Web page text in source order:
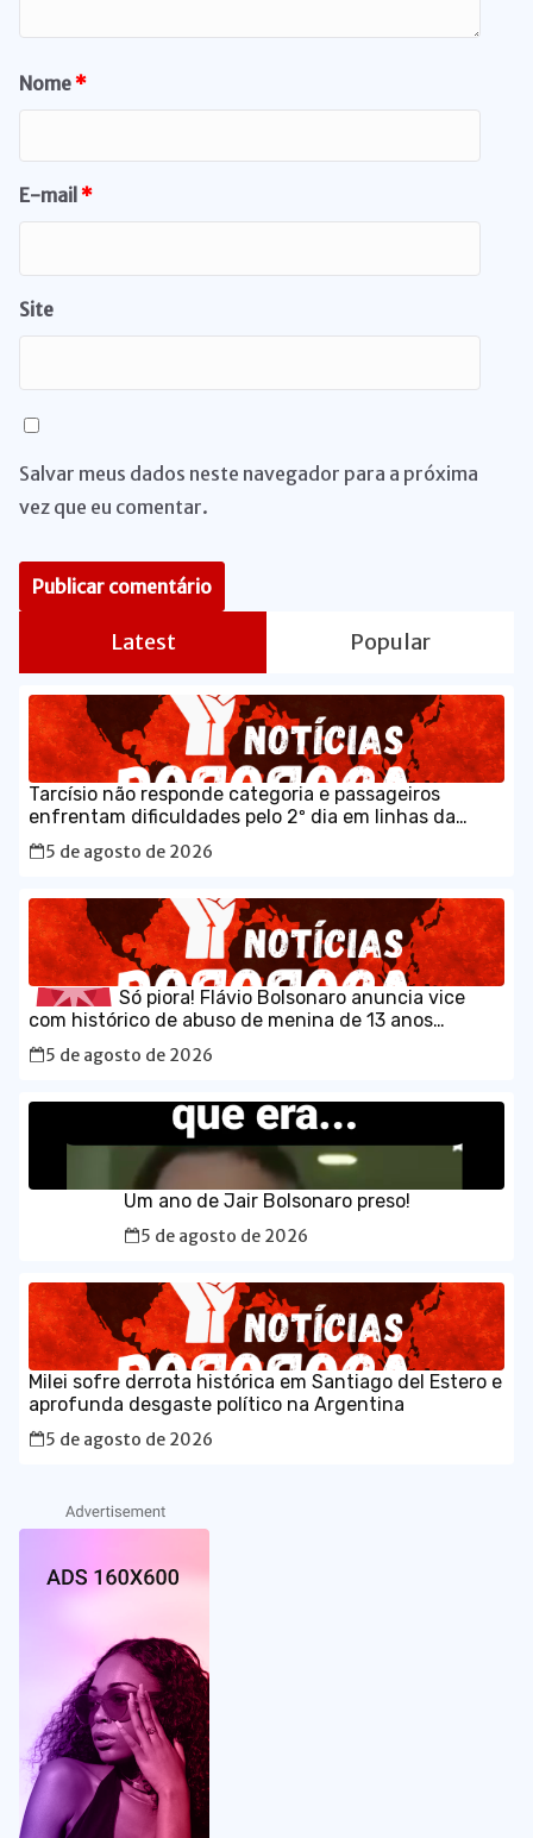
Nome*
E-mail*
Site
Salvar meus dados neste navegador para a próxima
vez que eu comentar.
Latest Popular
Tarcísio não responde categoria e passageiros
enfrentam dificuldades pelo 2º dia em linhas da
CPTM
5 de agosto de 2026
Só piora! Flávio Bolsonaro anuncia vice
com histórico de abuso de menina de 13 anos
5 de agosto de 2026
Um ano de Jair Bolsonaro preso!
5 de agosto de 2026
Milei sofre derrota histórica em Santiago del Estero e
aprofunda desgaste político na Argentina
5 de agosto de 2026